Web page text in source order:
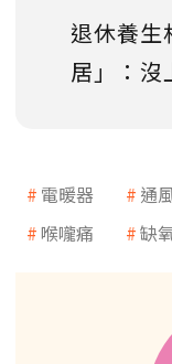
退休養生
居」：
電暖器 通
喉嚨痛
缺